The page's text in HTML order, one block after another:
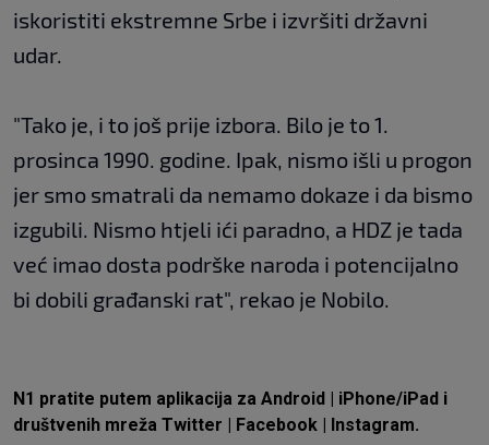
iskoristiti ekstremne Srbe i izvršiti državni
udar.
"Tako je, i to još prije izbora. Bilo je to 1.
prosinca 1990. godine. Ipak, nismo išli u progon
jer smo smatrali da nemamo dokaze i da bismo
izgubili. Nismo htjeli ići paradno, a HDZ je tada
već imao dosta podrške naroda i potencijalno
bi dobili građanski rat", rekao je Nobilo.
N1 pratite putem aplikacija za Android iPhone/iPad i
društvenih mreža Twitter Facebook Instagram.